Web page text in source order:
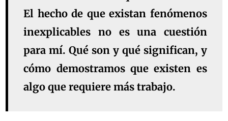
El hecho de que existan fenómenos
inexplicables no es una cuestión
para mí. Qué son y qué significan, y
cómo demostramos que existen es
algo que requiere más trabajo.